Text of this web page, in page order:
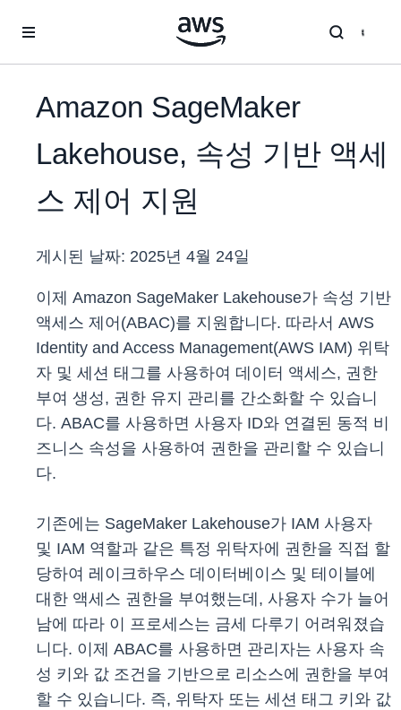
Amazon SageMaker
Lakehouse, 속성 기반 액세
스 제어 지원
게시된 날짜: 2025년 4월 24일
이제 Amazon SageMaker Lakehouse가 속성 기반
액세스 제어(ABAC)를 지원합니다. 따라서 AWS
Identity and Access Management(AWS IAM) 위탁
자 및 세션 태그를 사용하여 데이터 액세스, 권한
부여 생성, 권한 유지 관리를 간소화할 수 있습니
다. ABAC를 사용하면 사용자 ID와 연결된 동적 비
즈니스 속성을 사용하여 권한을 관리할 수 있습니
다.
기존에는 SageMaker Lakehouse가 IAM 사용자
및 IAM 역할과 같은 특정 위탁자에 권한을 직접 할
당하여 레이크하우스 데이터베이스 및 테이블에
대한 액세스 권한을 부여했는데, 사용자 수가 늘어
남에 따라 이 프로세스는 금세 다루기 어려워졌습
니다. 이제 ABAC를 사용하면 관리자는 사용자 속
성 키와 값 조건을 기반으로 리소스에 권한을 부여
할 수 있습니다. 즉, 위탁자 또는 세션 태그 키와 값